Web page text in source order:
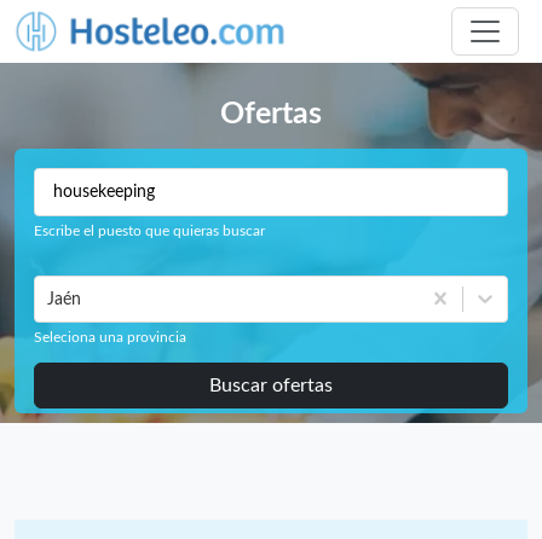
Ofertas
Escribe el puesto que quieras buscar
Jaén
Seleciona una provincia
Buscar ofertas